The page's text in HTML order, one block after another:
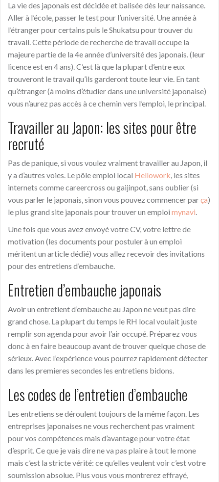
La vie des japonais est décidée et balisée dès leur naissance.
Aller à l’école, passer le test pour l’université. Une année à
l’étranger pour certains puis le Shukatsu pour trouver du
travail. Cette période de recherche de travail occupe la
majeure partie de la 4e année d’université des japonais. (leur
licence est en 4 ans). C’est là que la plupart d’entre eux
trouveront le travail qu’ils garderont toute leur vie. En tant
qu’étranger (à moins d’étudier dans une université japonaise)
vous n’aurez pas accès à ce chemin vers l’emploi, le principal.
Travailler au Japon: les sites pour être
recruté
Pas de panique, si vous voulez vraiment travailler au Japon, il
y a d’autres voies. Le pôle emploi local Hellowork, les sites
internets comme careercross ou gaijinpot, sans oublier (si
vous parler le japonais, sinon vous pouvez commencer parça)
le plus grand site japonais pour trouver un emploi mynavi.
Une fois que vous avez envoyé votre CV, votre lettre de
motivation (les documents pour postuler à un emploi
méritent un article dédié) vous allez recevoir des invitations
pour des entretiens d’embauche.
Entretien d’embauche japonais
Avoir un entretient d’embauche au Japon ne veut pas dire
grand chose. La plupart du temps le RH local voulait juste
remplir son agenda pour avoir l’air occupé. Préparez vous
donc à en faire beaucoup avant de trouver quelque chose de
sérieux. Avec l’expérience vous pourrez rapidement détecter
dans les premieres secondes les entretiens bidons.
Les codes de l’entretien d’embauche
Les entretiens se déroulent toujours de la même façon. Les
entreprises japonaises ne vous recherchent pas vraiment
pour vos compétences mais d’avantage pour votre état
d’esprit. Ce que je vais dire ne va pas plaire à tout le mone
mais c’est la stricte vérité: ce qu’elles veulent voir c’est votre
soumission absolue. Plus vous vous montrerez effrayé,